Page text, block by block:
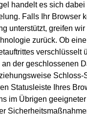
handelt es sich
Falls Ihr Browser
unterstützt, greifen
zurück. Ob
verschlüsselt
der geschlossenen
Schloss-
Statusleiste Ihres
im Übrigen